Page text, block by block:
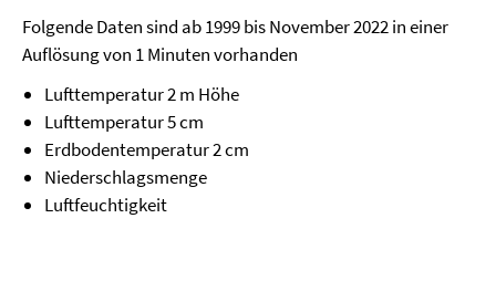
Folgende Daten sind ab 1999 bis November 2022 in einer
Auflösung von 1 Minuten vorhanden
Lufttemperatur 2 m Höhe
Lufttemperatur 5 cm
Erdbodentemperatur 2 cm
Niederschlagsmenge
Luftfeuchtigkeit